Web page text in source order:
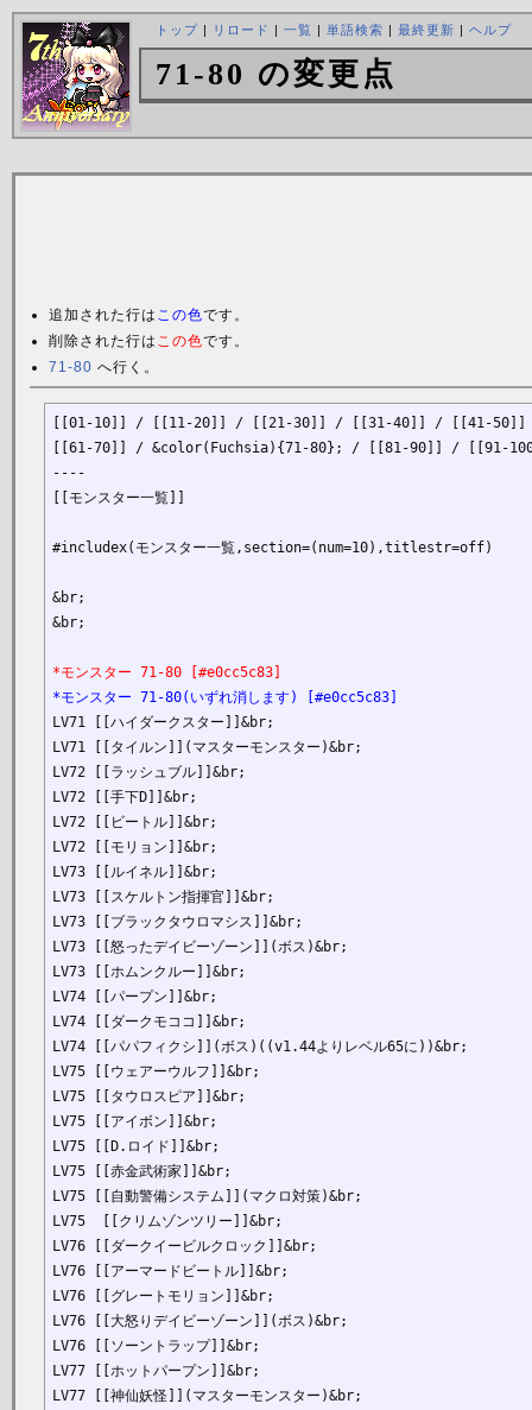
トップ| リロード | 一覧 | 単語検索 | 最終更新 | ヘルプ
71-80 の変更点
追加された行は この色です。
削除された行は この色です。
71-80 へ行く。
[[01-10]] / [[11-20]] / [[21-30]] / [[31-40]] / [[41-
[[61-70]] / &color(Fuchsia){71-80}; / [[81-90]] / [[91-
----
[[モンスター一覧]]
#includex(モンスター一覧,section=(num=10),titlestr=off)
&br;
&br;
*モンスター 71-80 [#e0cc5c83]
*モンスター 71-80(いずれ消します) [#e0cc5c83]
LV71 [[ハイダークスター]]&br;
LV71 [[タイルン]](マスターモンスター)&br;
LV72 [[ラッシュブル]]&br;
LV72 [[手下D]]&br;
LV72 [[ビートル]]&br;
LV72 [[モリョン]]&br;
LV73 [[ルイネル]]&br;
LV73 [[スケルトン指揮官]]&br;
LV73 [[ブラックタウロマシス]]&br;
LV73 [[怒ったデイビーゾーン]](ボス)&br;
LV73 [[ホムンクルー]]&br;
LV74 [[パープン]]&br;
LV74 [[ダークモココ]]&br;
LV74 [[パパフィクシ]](ボス)((v1.44よりレベル65に))&br;
LV75 [[ウェアーウルフ]]&br;
LV75 [[タウロスピア]]&br;
LV75 [[アイボン]]&br;
LV75 [[D.ロイド]]&br;
LV75 [[赤金武術家]]&br;
LV75 [[自動警備システム]](マクロ対策)&br;
LV75  [[クリムゾンツリー]]&br;
LV76 [[ダークイービルクロック]]&br;
LV76 [[アーマードビートル]]&br;
LV76 [[グレートモリョン]]&br;
LV76 [[大怒りデイビーゾーン]](ボス)&br;
LV76 [[ソーントラップ]]&br;
LV77 [[ホットパープン]]&br;
LV77 [[神仙妖怪]](マスターモンスター)&br;